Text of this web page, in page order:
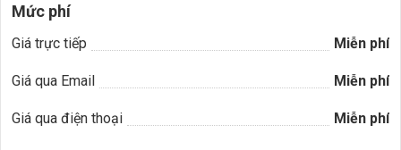
Mức phí
Giá trực tiếp Miễn phí
Giá qua Email Miễn phí
Giá qua điện thoại Miễn phí